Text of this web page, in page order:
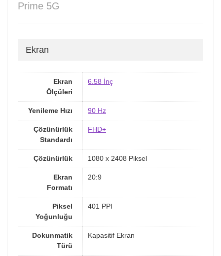
Prime 5G
Ekran
Ekran
Ölçüleri
6.58 İnç
Yenileme Hızı 90 Hz
Çözünürlük
Standardı
FHD+
Çözünürlük 1080 x 2408 Piksel
Ekran
Formatı
20:9
Piksel
Yoğunluğu
401 PPI
Dokunmatik
Türü
Kapasitif Ekran